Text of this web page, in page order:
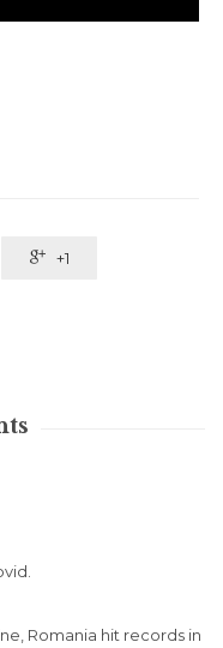
 +1
Romania hit records in